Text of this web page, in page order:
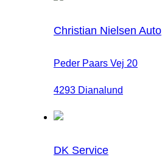
Christian Nielsen Auto
Peder Paars Vej 20
4293 Dianalund
DK Service